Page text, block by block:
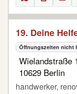
19. Deine
Öffnungszeiten nicht
Wielandstraße
10629 Berlin
handwerker,